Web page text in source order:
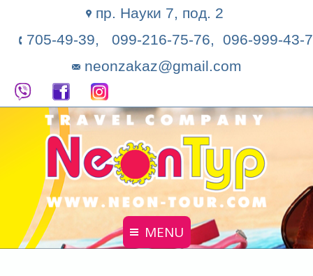
пр. Науки 7, под. 2
705-49-39, 099-216-75-76, 096-999-43-
neonzakaz@gmail.com
MENU